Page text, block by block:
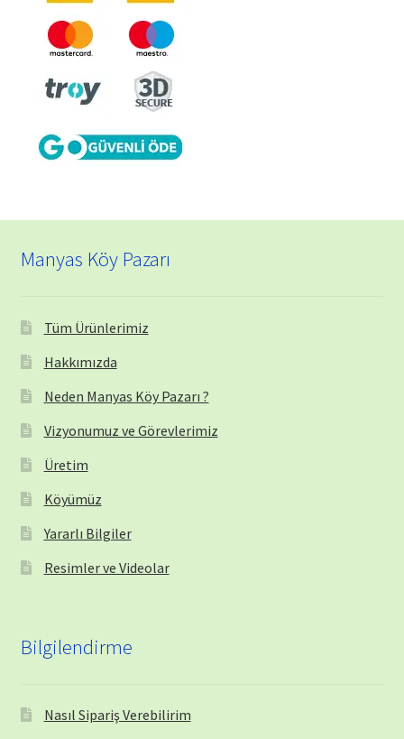
Manyas Köy Pazarı
Tüm Ürünlerimiz
Hakkımızda
Neden Manyas Köy Pazarı ?
Vizyonumuz ve Görevlerimiz
Üretim
Köyümüz
Yararlı Bilgiler
Resimler ve Videolar
Bilgilendirme
Nasıl Sipariş Verebilirim